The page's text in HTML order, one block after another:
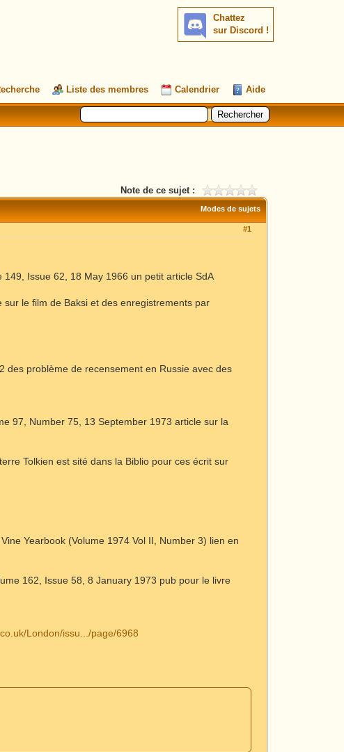
Chattez
sur Discord !
Liste des membres Calendrier Aide
Note de ce sujet :
Modes de sujets
#1
149, Issue 62, 18 May 1966 un petit article SdA
le film de Baksi et des enregistrements par
des problème de recensement en Russie avec des
97, Number 75, 13 September 1973 article sur la
Tolkien est sité dans la Biblio pour ces écrit sur
Yearbook (Volume 1974 Vol II, Number 3) lien en
162, Issue 58, 8 January 1973 pub pour le livre
London/issu.../page/6968